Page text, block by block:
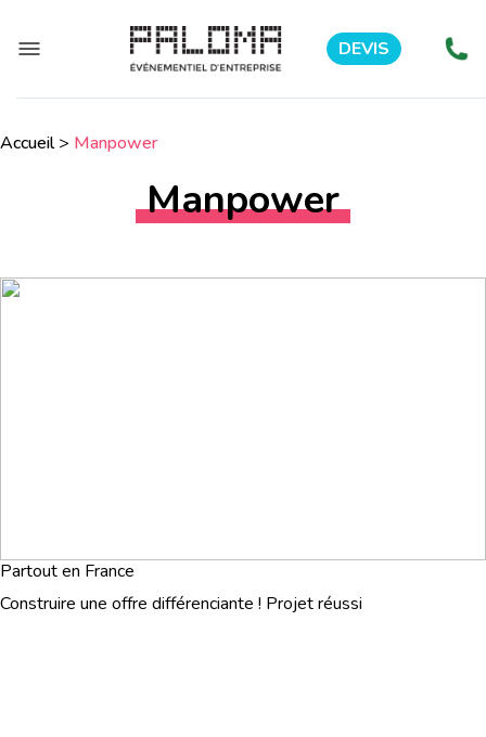
DEVIS
Accueil> Manpower
Manpower
Partout en France
Construire une offre différenciante ! Projet réussi